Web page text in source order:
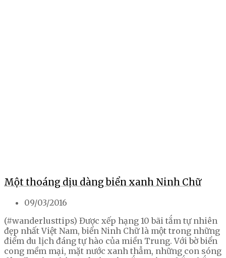
Một thoáng dịu dàng biển xanh Ninh Chữ
09/03/2016
(#wanderlusttips) Được xếp hạng 10 bãi tắm tự nhiên
đẹp nhất Việt Nam, biển Ninh Chữ là một trong những
điểm du lịch đáng tự hào của miền Trung. Với bờ biển
cong mềm mại, mặt nước xanh thẫm, những con sóng